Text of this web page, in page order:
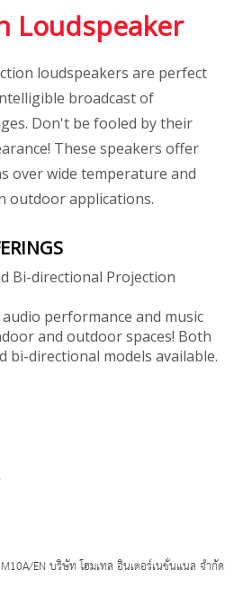
Loudspeaker
loudspeakers are perfect
broadcast of
Don't be fooled by their
These speakers offer
over wide temperature and
outdoor applications.
Bi-directional Projection
performance and music
and outdoor spaces! Both
bi-directional models available.
EN บริษัท โฮมเทล อินเตอร์เนชั่นแนล จำกัด